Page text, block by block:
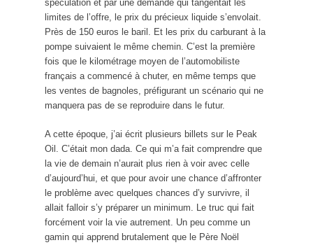
spéculation et par une demande qui tangentait les
limites de l’offre, le prix du précieux liquide s’envolait.
Près de 150 euros le baril. Et les prix du carburant à la
pompe suivaient le même chemin. C’est la première
fois que le kilométrage moyen de l’automobiliste
français a commencé à chuter, en même temps que
les ventes de bagnoles, préfigurant un scénario qui ne
manquera pas de se reproduire dans le futur.
A cette époque, j’ai écrit plusieurs billets sur le Peak
Oil. C’était mon dada. Ce qui m’a fait comprendre que
la vie de demain n’aurait plus rien à voir avec celle
d’aujourd’hui, et que pour avoir une chance d’affronter
le problème avec quelques chances d’y survivre, il
allait falloir s’y préparer un minimum. Le truc qui fait
forcément voir la vie autrement. Un peu comme un
gamin qui apprend brutalement que le Père Noël